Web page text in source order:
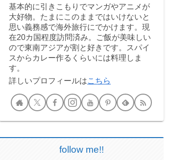
基本的に引きこもりでマンガやアニメが
大好物。たまにこのままではいけないと
思い義務感で海外旅行にでかけます。現
在20カ国程度訪問済み。ご飯が美味しい
ので東南アジアが割と好きです。スパイ
スからカレー作るくらいには料理しま
す。
詳しいプロフィールはこちら
follow me!!